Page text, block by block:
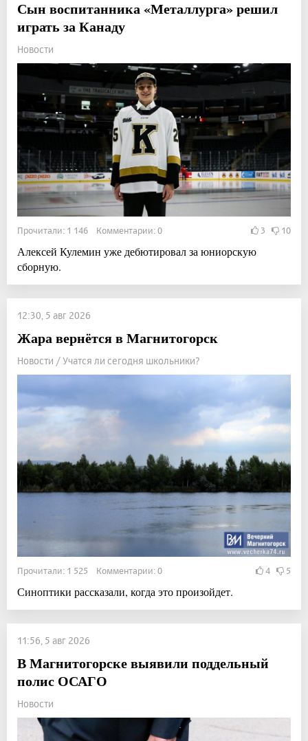
Сын воспитанника «Металлурга» решил
играть за Канаду
Новости
Прочитали: 1 146 Комментарии: 0 3 10
Алексей Кулемин уже дебютировал за юниорскую
сборную.
12:30, 5 авг 2026
Жара вернётся в Магнитогорск
Новости / Учатся ли сегодня школьники?
Прочитали: 1 525 Комментарии: 0 4 5
Синоптики рассказали, когда это произойдет.
11:56, 5 авг 2026
В Магнитогорске выявили поддельный
полис ОСАГО
Новости